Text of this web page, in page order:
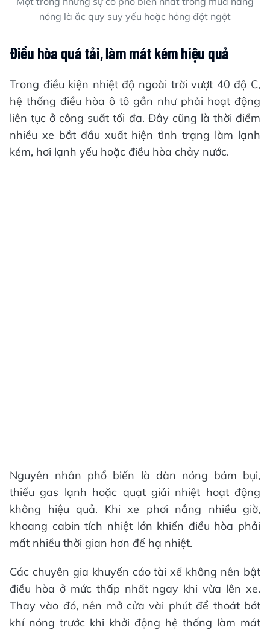
nóng là ắc quy suy yếu hoặc hỏng đột ngột
Điều hòa quá tải, làm mát kém hiệu quả
Trong điều kiện nhiệt độ ngoài trời vượt 40 độ C,
hệ thống điều hòa ô tô gần như phải hoạt động
liên tục ở công suất tối đa. Đây cũng là thời điểm
nhiều xe bắt đầu xuất hiện tình trạng làm lạnh
kém, hơi lạnh yếu hoặc điều hòa chảy nước.
Nguyên nhân phổ biến là dàn nóng bám bụi,
thiếu gas lạnh hoặc quạt giải nhiệt hoạt động
không hiệu quả. Khi xe phơi nắng nhiều giờ,
khoang cabin tích nhiệt lớn khiến điều hòa phải
mất nhiều thời gian hơn để hạ nhiệt.
Các chuyên gia khuyến cáo tài xế không nên bật
điều hòa ở mức thấp nhất ngay khi vừa lên xe.
Thay vào đó, nên mở cửa vài phút để thoát bớt
khí nóng trước khi khởi động hệ thống làm mát